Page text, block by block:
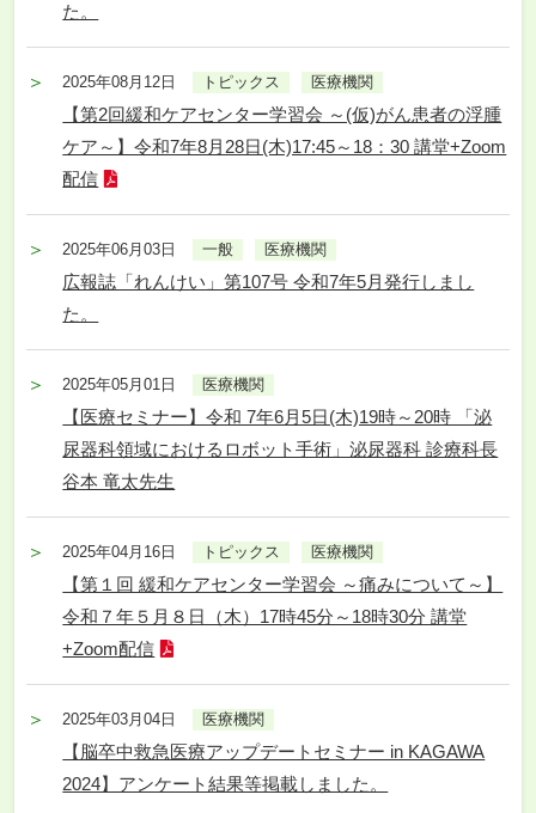
た。
2025年08月12日 トピックス 医療機関
【第2回緩和ケアセンター学習会 ～(仮)がん患者の浮腫
ケア～】令和7年8月28日(木)17:45～18：30 講堂+Zoom
配信
2025年06月03日 一般 医療機関
広報誌「れんけい」第107号 令和7年5月発行しまし
た。
2025年05月01日 医療機関
【医療セミナー】令和 7年6月5日(木)19時～20時 「泌
尿器科領域におけるロボット手術」泌尿器科 診療科長
谷本 竜太先生
2025年04月16日 トピックス 医療機関
【第１回 緩和ケアセンター学習会 ～痛みについて～】
令和７年５月８日（木）17時45分～18時30分 講堂
+Zoom配信
2025年03月04日 医療機関
【脳卒中救急医療アップデートセミナー in KAGAWA
2024】アンケート結果等掲載しました。